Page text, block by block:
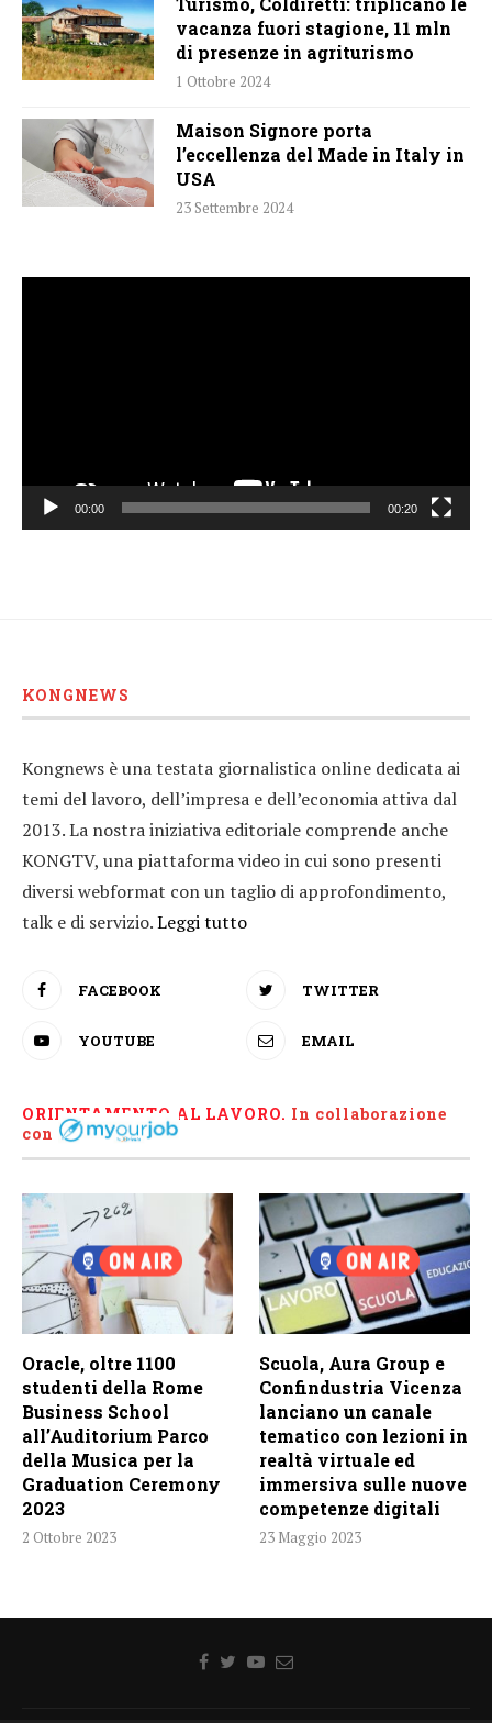
vacanza fuori stagione, 11 mln
di presenze in agriturismo
1 Ottobre 2024
Maison Signore porta
l’eccellenza del Made in Italy in
USA
23 Settembre 2024
00:00 00:20
KONGNEWS
Kongnews è una testata giornalistica online dedicata ai
temi del lavoro, dell’impresa e dell’economia attiva dal
2013. La nostra iniziativa editoriale comprende anche
KONGTV, una piattaforma video in cui sono presenti
diversi webformat con un taglio di approfondimento,
talk e di servizio.Leggi tutto
FACEBOOK TWITTER
YOUTUBE EMAIL
ORIENTAMENTO AL LAVORO. In collaborazione
con
Oracle, oltre 1100
studenti della Rome
Business School
all’Auditorium Parco
della Musica per la
Graduation Ceremony
2023
2 Ottobre 2023
Scuola, Aura Group e
Confindustria Vicenza
lanciano un canale
tematico con lezioni in
realtà virtuale ed
immersiva sulle nuove
competenze digitali
23 Maggio 2023